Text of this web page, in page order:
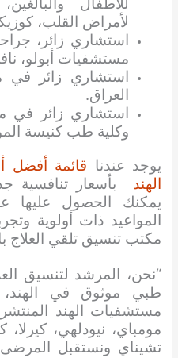
لأمراض القلب،
استشاري زائر،
مستشفيات أبولو،
استشاري زائر في
العراق.
استشاري زائر في
وكلية طب كنيسة
يوجد عندنا قائمة أفضل
الهند
بأسعار تنافسية
يمكنك الحصول عليها
المواعيد ذات أولوية
مكتب تنسيق تلقي العلاج
“نحن، المرشد لتنسيق
طبي موثوق في
مستشفيات الهند
مومباي، نيودلهي، كيرلا،
تشيناي ونستقبل